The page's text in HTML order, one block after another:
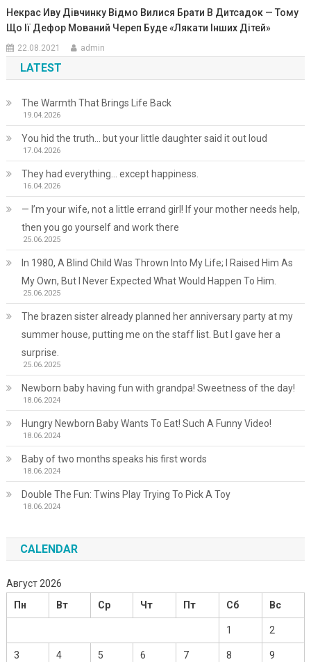
Некрас Иву Дівчинку Відмо Вилися Брати В Дитсадок — Тому
Що Iї Дефор Мований Череп Буде «Лякати Iнших Дітей»
22.08.2021 admin
LATEST
The Warmth That Brings Life Back
19.04.2026
You hid the truth… but your little daughter said it out loud
17.04.2026
They had everything… except happiness.
16.04.2026
— I’m your wife, not a little errand girl! If your mother needs help,
then you go yourself and work there
25.06.2025
In 1980, A Blind Child Was Thrown Into My Life; I Raised Him As
My Own, But I Never Expected What Would Happen To Him.
25.06.2025
The brazen sister already planned her anniversary party at my
summer house, putting me on the staff list. But I gave her a
surprise.
25.06.2025
Newborn baby having fun with grandpa! Sweetness of the day!
18.06.2024
Hungry Newborn Baby Wants To Eat! Such A Funny Video!
18.06.2024
Baby of two months speaks his first words
18.06.2024
Double The Fun: Twins Play Trying To Pick A Toy
18.06.2024
CALENDAR
Август 2026
Пн
Вт Ср Чт Пт Сб Вс
1 2
3 4 5 6 7 8 9